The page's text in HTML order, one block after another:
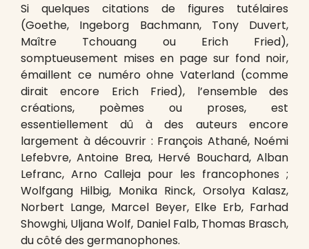
Si quelques citations de figures tutélaires
(Goethe, Ingeborg Bachmann, Tony Duvert,
Maître Tchouang ou Erich Fried),
somptueusement mises en page sur fond noir,
émaillent ce numéro ohne Vaterland (comme
dirait encore Erich Fried), l’ensemble des
créations, poèmes ou proses, est
essentiellement dû à des auteurs encore
largement à découvrir : François Athané, Noémi
Lefebvre, Antoine Brea, Hervé Bouchard, Alban
Lefranc, Arno Calleja pour les francophones ;
Wolfgang Hilbig, Monika Rinck, Orsolya Kalasz,
Norbert Lange, Marcel Beyer, Elke Erb, Farhad
Showghi, Uljana Wolf, Daniel Falb, Thomas Brasch,
du côté des germanophones.